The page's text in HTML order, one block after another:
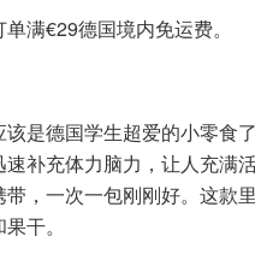
满€29德国境内免运费。
该是德国学生超爱的小零食
补充体力脑力，让人充满
，一次一包刚刚好。这款
干。